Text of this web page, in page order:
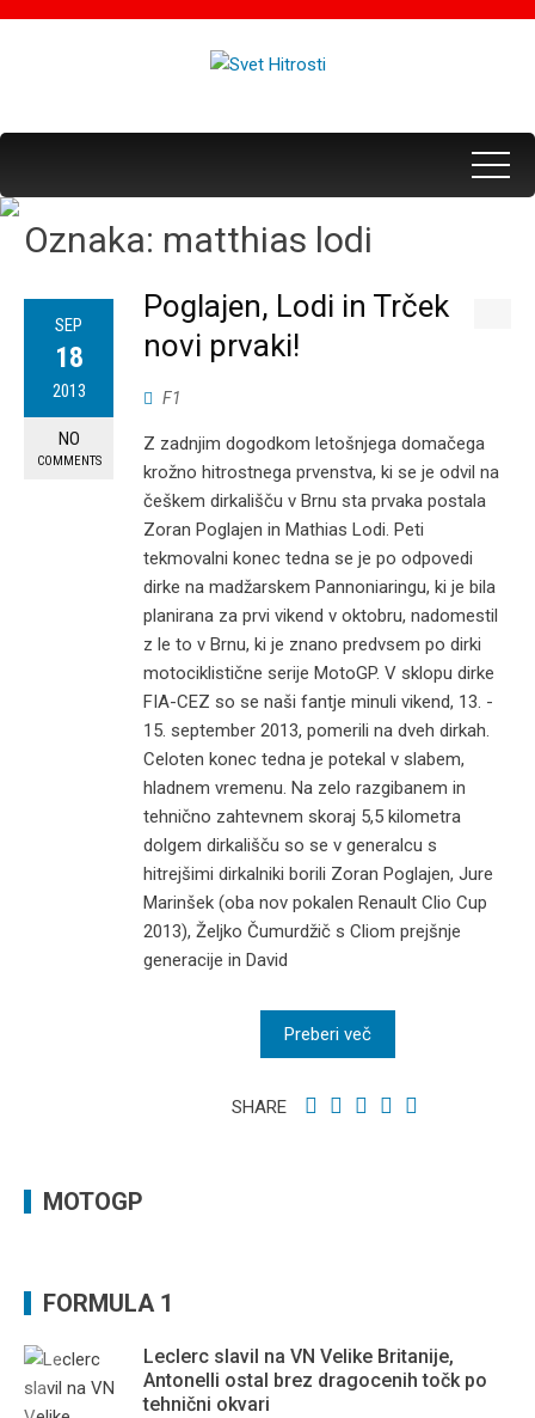
Oznaka: matthias lodi
SEP
18
2013
NO
COMMENTS
Poglajen, Lodi in Trček
novi prvaki!
F1
Z zadnjim dogodkom letošnjega domačega
krožno hitrostnega prvenstva, ki se je odvil na
češkem dirkališču v Brnu sta prvaka postala
Zoran Poglajen in Mathias Lodi. Peti
tekmovalni konec tedna se je po odpovedi
dirke na madžarskem Pannoniaringu, ki je bila
planirana za prvi vikend v oktobru, nadomestil
z le to v Brnu, ki je znano predvsem po dirki
motociklistične serije MotoGP. V sklopu dirke
FIA-CEZ so se naši fantje minuli vikend, 13. -
15. september 2013, pomerili na dveh dirkah.
Celoten konec tedna je potekal v slabem,
hladnem vremenu. Na zelo razgibanem in
tehnično zahtevnem skoraj 5,5 kilometra
dolgem dirkališču so se v generalcu s
hitrejšimi dirkalniki borili Zoran Poglajen, Jure
Marinšek (oba nov pokalen Renault Clio Cup
2013), Željko Čumurdžič s Cliom prejšnje
generacije in David
Preberi več
SHARE
MOTOGP
FORMULA 1
Leclerc slavil na VN Velike Britanije,
Antonelli ostal brez dragocenih točk po
tehnični okvari